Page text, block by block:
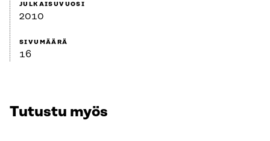
JULKAISUVUOSI
2010
SIVUMÄÄRÄ
16
Tutustu myös